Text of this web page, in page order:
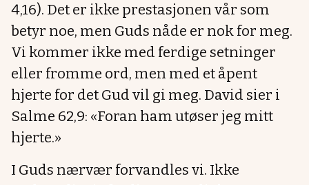
4,16). Det er ikke prestasjonen vår som
betyr noe, men Guds nåde er nok for meg.
Vi kommer ikke med ferdige setninger
eller fromme ord, men med et åpent
hjerte for det Gud vil gi meg. David sier i
Salme 62,9: «Foran ham utøser jeg mitt
hjerte.»
I Guds nærvær forvandles vi. Ikke